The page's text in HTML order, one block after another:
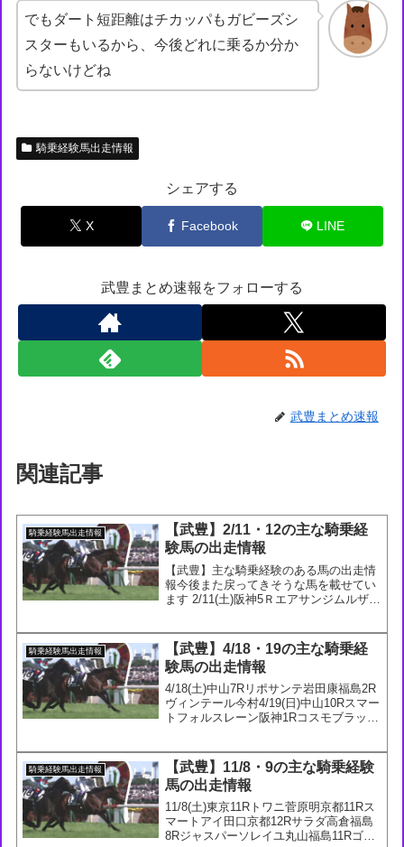
でもダート短距離はチカッパもガビーズシ
スターもいるから、今後どれに乗るか分か
らないけどね
騎乗経験馬出走情報
シェアする
X Facebook LINE
武豊まとめ速報をフォローする
武豊まとめ速報
関連記事
騎乗経験馬出走情報
【武豊】2/11・12の主な騎乗経
験馬の出走情報
【武豊】主な騎乗経験のある馬の出走情
報今後また戻ってきそうな馬を載せてい
ます 2/11(土)阪神5Ｒエアサンジムルザバ
隼今週は少なく3頭だけイッツオンリー
ユーは関...
騎乗経験馬出走情報
【武豊】4/18・19の主な騎乗経
験馬の出走情報
4/18(土)中山7Rリポサンテ岩田康福島2R
ヴィンテール今村4/19(日)中山10Rスマー
トフォルスレーン阪神1Rコスモブラック
神10Rボディブロー幸
騎乗経験馬出走情報
【武豊】11/8・9の主な騎乗経験
馬の出走情報
11/8(土)東京11Rトワニ菅原明京都11Rス
マートアイ田口京都12Rサラダ高倉福島
8Rジャスパーソレイユ丸山福島11Rゴー